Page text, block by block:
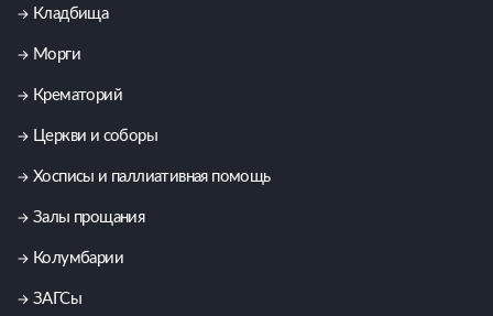
Кладбища
Морги
Крематорий
Церкви и соборы
Хосписы и паллиативная помощь
Залы прощания
Колумбарии
ЗАГСы